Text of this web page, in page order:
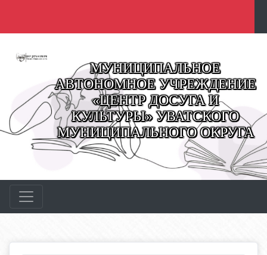
МУНИЦИПАЛЬНОЕ
АВТОНОМНОЕ УЧРЕЖДЕНИЕ
«ЦЕНТР ДОСУГА И
КУЛЬТУРЫ» УВАТСКОГО
МУНИЦИПАЛЬНОГО ОКРУГА